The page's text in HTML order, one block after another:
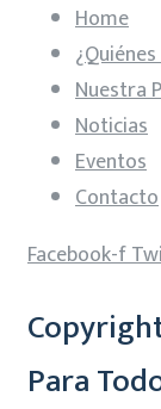
Home
Nuestra
Noticias
Eventos
Contacto
Facebook-f
Para